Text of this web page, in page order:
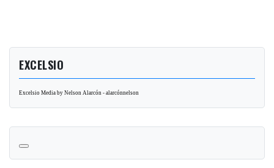
EXCELSIO
Excelsio Media by Nelson Alarcón - alarcónnelson